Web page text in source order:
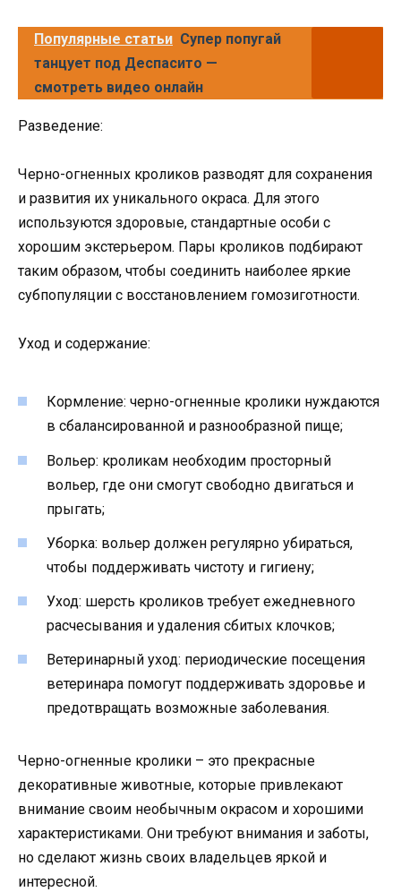
Популярные статьи Супер попугай
танцует под Деспасито —
смотреть видео онлайн
Разведение:
Черно-огненных кроликов разводят для сохранения
и развития их уникального окраса. Для этого
используются здоровые, стандартные особи с
хорошим экстерьером. Пары кроликов подбирают
таким образом, чтобы соединить наиболее яркие
субпопуляции с восстановлением гомозиготности.
Уход и содержание:
Кормление: черно-огненные кролики нуждаются
в сбалансированной и разнообразной пище;
Вольер: кроликам необходим просторный
вольер, где они смогут свободно двигаться и
прыгать;
Уборка: вольер должен регулярно убираться,
чтобы поддерживать чистоту и гигиену;
Уход: шерсть кроликов требует ежедневного
расчесывания и удаления сбитых клочков;
Ветеринарный уход: периодические посещения
ветеринара помогут поддерживать здоровье и
предотвращать возможные заболевания.
Черно-огненные кролики – это прекрасные
декоративные животные, которые привлекают
внимание своим необычным окрасом и хорошими
характеристиками. Они требуют внимания и заботы,
но сделают жизнь своих владельцев яркой и
интересной.